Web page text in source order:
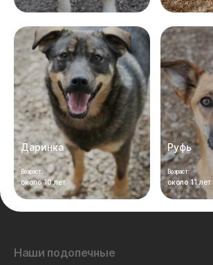
Даринка
Возраст:
около 10 лет
Руфь
Возраст:
около 11 лет
Наши подопечные